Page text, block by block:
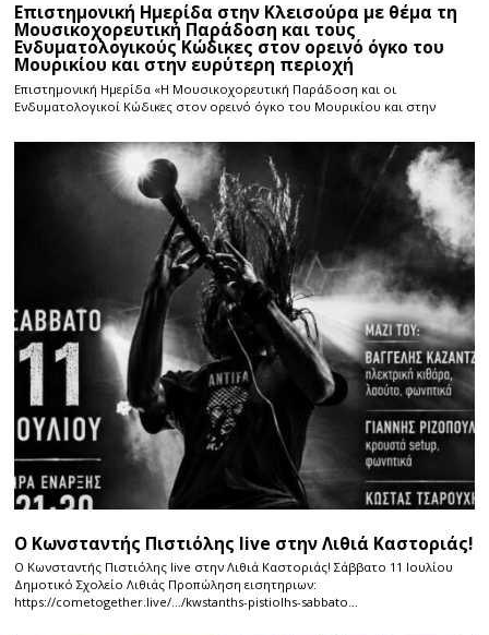
Επιστημονική Ημερίδα στην Κλεισούρα με θέμα τη
Μουσικοχορευτική Παράδοση και τους
Ενδυματολογικούς Κώδικες στον ορεινό όγκο του
Μουρικίου και στην ευρύτερη περιοχή
Επιστημονική Ημερίδα «Η Μουσικοχορευτική Παράδοση και οι
Ενδυματολογικοί Κώδικες στον ορεινό όγκο του Μουρικίου και στην
Ο Κωνσταντής Πιστιόλης live στην Λιθιά Καστοριάς!
Ο Κωνσταντής Πιστιόλης live στην Λιθιά Καστοριάς! Σάββατο 11 Ιουλίου
Δημοτικό Σχολείο Λιθιάς Προπώληση εισητηριων:
https://cometogether.live/…/kwstanths-pistiolhs-sabbato…